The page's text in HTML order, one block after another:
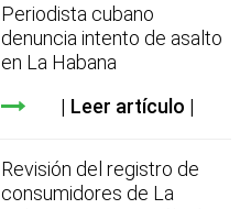
Periodista cubano
denuncia intento de asalto
en La Habana
Leer artículo
Revisión del registro de
consumidores de La